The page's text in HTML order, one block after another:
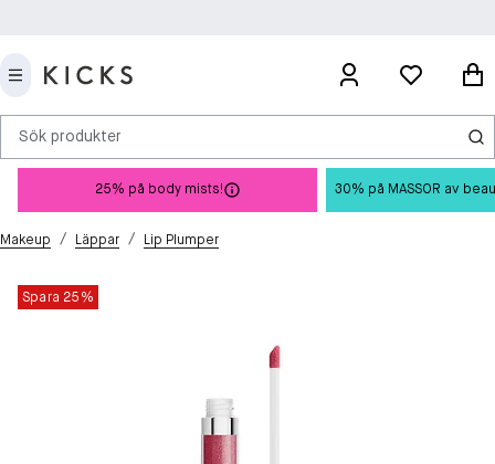
Sök produkter
25% på body mists! 30% på MASSOR av
Makeup / Läppar / Lip Plumper
Spara 25%